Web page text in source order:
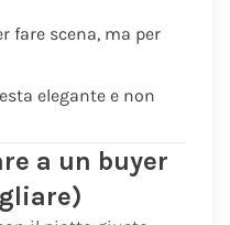
fare scena, ma per
elegante e non
a un buyer